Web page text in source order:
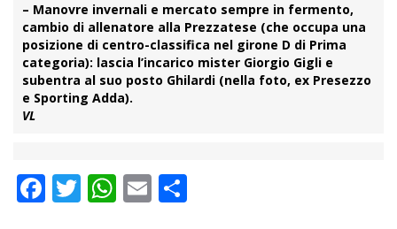
– Manovre invernali e mercato sempre in fermento,
cambio di allenatore alla Prezzatese (che occupa una
posizione di centro-classifica nel girone D di Prima
categoria): lascia l’incarico mister Giorgio Gigli e
subentra al suo posto Ghilardi (nella foto, ex Presezzo
e Sporting Adda).
VL
Facebook
Twitter
WhatsApp
Email